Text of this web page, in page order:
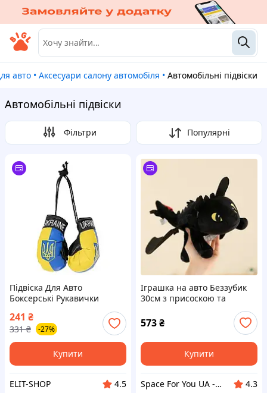
авто • Аксесуари салону автомобіля • Автомобільні підвіски
Автомобільні підвіски
Фільтри Популярні
Підвіска Для Авто
Боксерські Рукавички
Ukraine 10см Жовто-синій
241 ₴
331 ₴ -27%
Купити
ELIT-SHOP
4.5
Іграшка на авто Беззубик
30см з присоскою та
кліпсою-застібкою на скотчі
Чорний
573₴
Купити
Space For You UA - STORE
4.3